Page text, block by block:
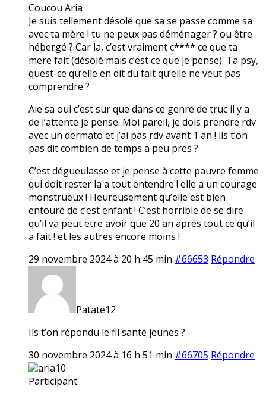
Coucou Aria
Je suis tellement désolé que sa se passe comme sa
avec ta mère ! tu ne peux pas déménager ? ou être
hébergé ? Car la, c’est vraiment c**** ce que ta
mere fait (désolé mais c’est ce que je pense). Ta psy,
quest-ce qu’elle en dit du fait qu’elle ne veut pas
comprendre ?
Aie sa oui c’est sur que dans ce genre de truc il y a
de l’attente je pense. Moi pareil, je dois prendre rdv
avec un dermato et j’ai pas rdv avant 1 an ! ils t’on
pas dit combien de temps a peu pres ?
C’est dégueulasse et je pense à cette pauvre femme
qui doit rester la a tout entendre ! elle a un courage
monstrueux ! Heureusement qu’elle est bien
entouré de c’est enfant ! C’est horrible de se dire
qu’il va peut etre avoir que 20 an après tout ce qu’il
a fait ! et les autres encore moins !
29 novembre 2024 à 20 h 45 min #66653 Répondre
Patate12
Ils t’on répondu le fil santé jeunes ?
30 novembre 2024 à 16 h 51 min #66705 Répondre
aria10
Participant